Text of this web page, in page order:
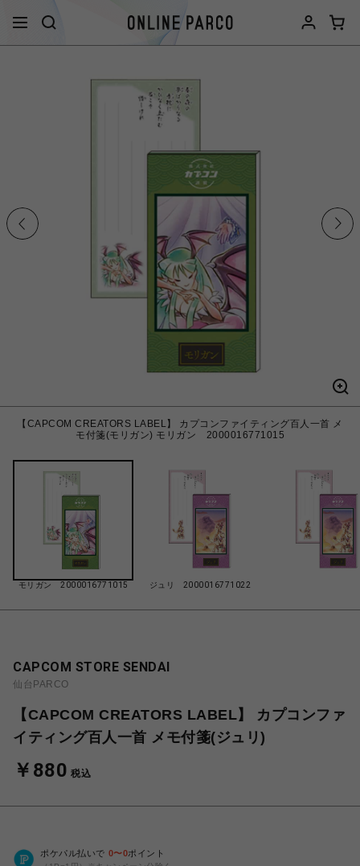
【CAPCOM CREATORS LABEL】 カプコンファイティング百人一首 メ
モ付箋(モリガン) モリガン 2000016771015
モリガン 2000016771015 ジュリ 2000016771022
CAPCOM STORE SENDAI
仙台PARCO
【CAPCOM CREATORS LABEL】 カプコンファ
イティング百人一首 メモ付箋(ジュリ)
￥880 税込
ポケパル払いで 0〜0ポイント